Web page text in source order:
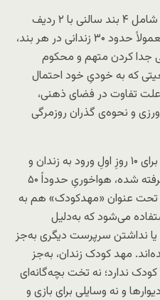
زندان زنان لاکان، ساختمانی است شامل ۴ بند سالنی با ۲ ردیف
تخت فلزیِ دوطبقه در طرفین و معمولاً حدود ۳۰ زندانی در هر بند،
جدا کردن متهم و محکوم
که به خودیِ خود احتمال
علت تفاوت در فضای ذهنی،
و نحوه‌ی گذران روزمرگی
«کانون»، که به‌عنوان بند قرنطینه برای ۱۰ روزِ اولِ ورود به زندان و
بازداشت‌های کوتاه‌مدت در نظر گرفته شده، هواخوریِ حدوداً ۵۰
تحت عنوان «مهدکودک» هم به
می‌شود که به‌دلیل
یا نداشتن سرپرست دیگری به‌جز
مهد کودک زندان، به‌جز
ندارد؛ نه تخت بچه‌گانه‌ای
و نه وسایلی برای بازی و